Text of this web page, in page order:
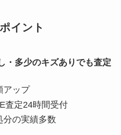
イント
・多少のキズありでも査定
アップ
査定24時間受付
分の実績多数